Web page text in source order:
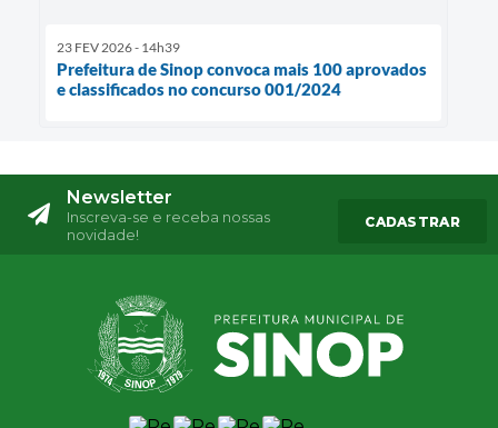
23 FEV 2026 - 14h39
Prefeitura de Sinop convoca mais 100 aprovados
e classificados no concurso 001/2024
Newsletter
Inscreva-se e receba nossas
novidade!
CADASTRAR